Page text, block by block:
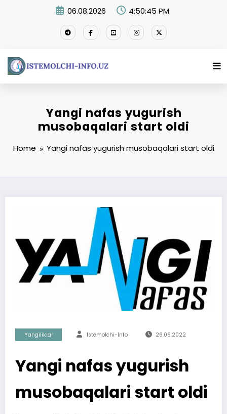
06.08.2026 4:50:45 PM
Yangi nafas yugurish
musobaqalari start oldi
Home Yangi nafas yugurish musobaqalari start oldi
Yangiliklar Istemolchi-Info 26.06.2022
Yangi nafas yugurish
musobaqalari start oldi